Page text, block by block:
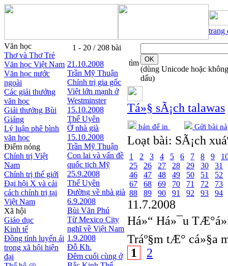
trang
Văn học
Thơ và Thơ Trẻ
Văn học Việt Nam
Văn học nước
ngoài
Các giải thưởng
văn học
Giải thưởng Bùi
Giáng
Lý luận phê bình
văn học
Điểm nóng
Chính trị Việt
Nam
Chính trị thế giới
Đại hội X và cải
cách chính trị tại
Việt Nam
Xã hội
Giáo dục
Kinh tế
Đồng tính luyến ái
trong xã hội hiện
đại
1 - 20 / 208 bài
21.10.2008
Trần Mỹ Thuận
Chính trị gia gốc
Việt lớn mạnh ở
Westminster
15.10.2008
Thế Uyên
Ở nhà già
15.10.2008
Trần Mỹ Thuận
Con lai và vấn đề
quốc tịch Mỹ
25.9.2008
Thế Uyên
Đường về nhà già
6.9.2008
Bùi Văn Phú
Từ Mexico City
nghĩ về Việt Nam
1.9.2008
Đỗ Kh.
Đêm cuối cùng ở
tìm
(dùng Unicode hoặc không
dấu)
Tá»§ sÃ¡ch talawas
bản để in Gửi bài
Loạt bài: SÃ¡ch
1 2 3 4 5 6 7 8 9
25
26 27 28 29 30
31
46
47 48 49 50 51
52
67
68 69 70 71 72
73
88
89 90 91 92 93 94
11.7.2008
Há»“ Há»¯u
Tráº§m tÆ° cá»§a
1
2